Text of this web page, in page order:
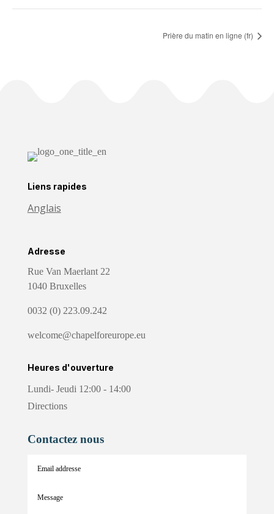
Prière du matin en ligne (fr)
Liens rapides
Anglais
Adresse
Rue Van Maerlant 22
1040 Bruxelles
0032 (0) 223.09.242
welcome@chapelforeurope.eu
Heures d'ouverture
Lundi- Jeudi 12:00 - 14:00
Directions
Contactez nous